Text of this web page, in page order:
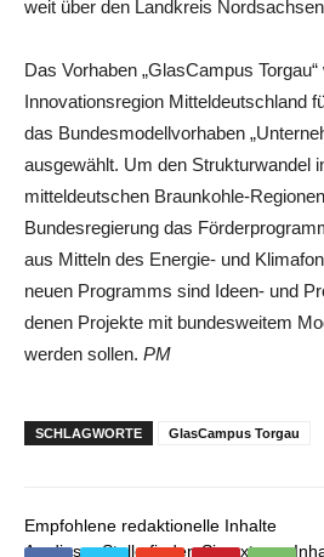
weit über den Landkreis
Das Vorhaben „GlasCampus
Innovationsregion Mitteldeutschland
das Bundesmodellvorhaben
ausgewählt. Um den Strukturwandel
mitteldeutschen Braunkohle-
Bundesregierung das
aus Mitteln des Energie- und
neuen Programms sind Ideen- und
denen Projekte mit bundesweitem
werden sollen. PM
SCHLAGWORTE GlasCampus Torgau
Empfohlene redaktionelle Inhalte
An dieser Stelle finden Sie externe